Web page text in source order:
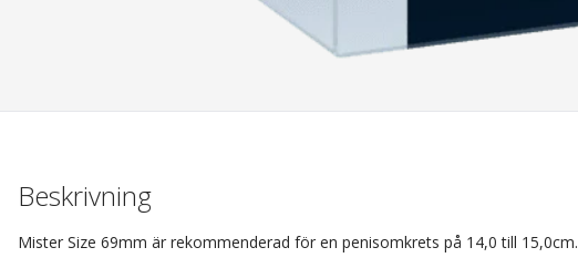
Beskrivning
Mister Size 69mm är rekommenderad för en penisomkrets på 14,0 till 15,0cm.